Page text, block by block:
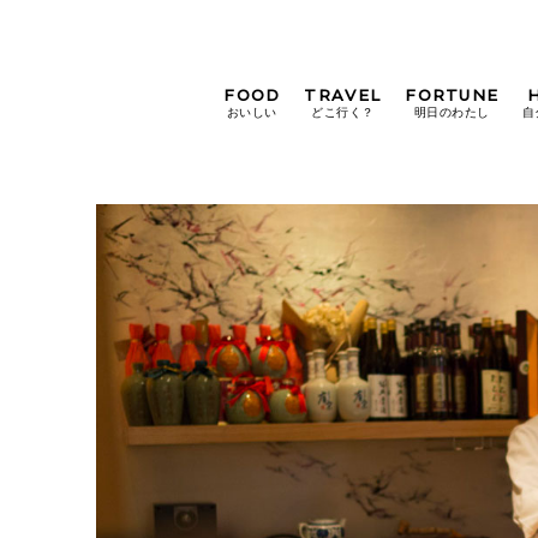
FOOD
おいしい
TRAVEL
どこ行く？
FORTUNE
明日のわたし
女神まり愛の
タロットメッセージ
[算命学] 星読みハナコの月巡り
自
#手土産 #シュークリーム
#京都